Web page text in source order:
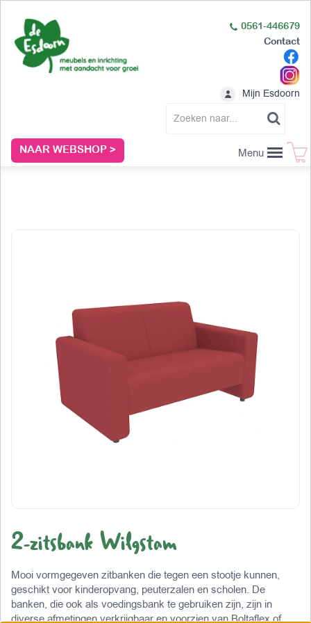
NAAR WEBSHOP >
0561-446679
Contact
Mijn Esdoorn
Menu
2-zitsbank Wilgstam
Mooi vormgegeven zitbanken die tegen een stootje kunnen,
geschikt voor kinderopvang, peuterzalen en scholen. De
banken, die ook als voedingsbank te gebruiken zijn, zijn in
diverse afmetingen verkrijgbaar en voorzien van Boltaflex of